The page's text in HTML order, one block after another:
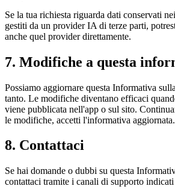
Se la tua richiesta riguarda dati conservati
gestiti da un provider IA di terze parti,
anche quel provider direttamente.
7. Modifiche a questa
Possiamo aggiornare questa Informativa
tanto. Le modifiche diventano efficaci
viene pubblicata nell'app o sul sito.
le modifiche, accetti l'informativa aggiornata.
8. Contattaci
Se hai domande o dubbi su questa
contattaci tramite i canali di supporto